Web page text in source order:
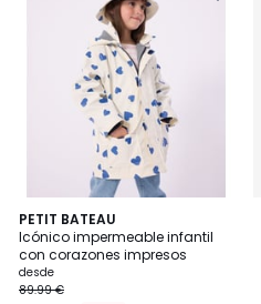
PETIT BATEAU
Icónico impermeable infantil
con corazones impresos
desde
89.99 €